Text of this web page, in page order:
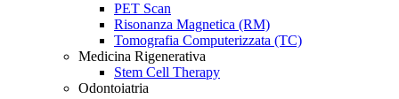
PET Scan
Risonanza Magnetica (RM)
Tomografia Computerizzata (TC)
Medicina Rigenerativa
Stem Cell Therapy
Odontoiatria